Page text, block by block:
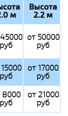
м
Высота
2.2 м
руб
от 50000
руб
руб
от 17000
руб
8000
руб
от 21000
руб